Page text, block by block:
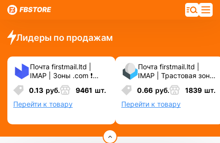
Лидеры по продажам
Почта firstmail.ltd |
IMAP | Зоны .com ❗️
Новые, Чистые,
Вечные ❗️ Для
различных сервисов и
соц.сетей.
0.13 руб. 9461 шт.
Перейти к товару
Почта firstmail.ltd |
IMAP | Трастовая зона
.COM ❗️ Новые, Чистые
❗️ С реальными
логинами | ☑️
Специально для ФБ/
0.66 руб. 1839 шт.
Перейти к товару